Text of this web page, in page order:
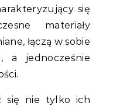
się
materiały
łączą w sobie
a jednocześnie
się nie tylko ich